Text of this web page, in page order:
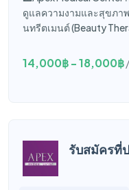
ดูแลความงามและสุขภา
นทรีตเมนต์ (Beauty
14,000฿ - 18,000฿
รับสมัครที่